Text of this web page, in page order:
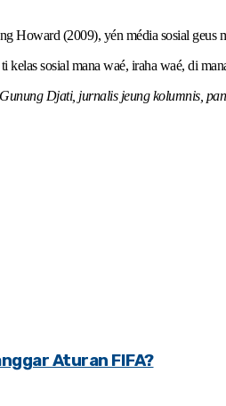
Howard (2009), yén média sosial geus
sosial mana waé, iraha waé, di
Djati, jurnalis jeung kolumnis,
Aturan FIFA?